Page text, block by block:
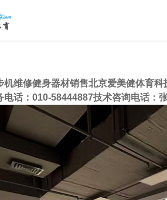
机维修健身器材销售北京爱美健体育
电话：010-58444887技术咨询电话：